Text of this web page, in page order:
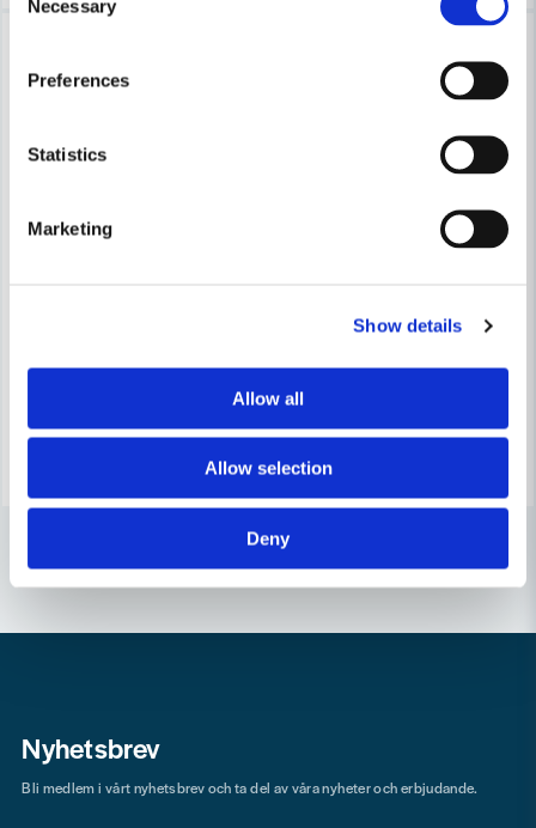
Selection
Necessary
Preferences
Statistics
Marketing
Show details
Allow all
Allow selection
Deny
7-10 arbetsdagar
Nyhetsbrev
Bli medlem i vårt nyhetsbrev och ta del av våra nyheter och erbjudande.